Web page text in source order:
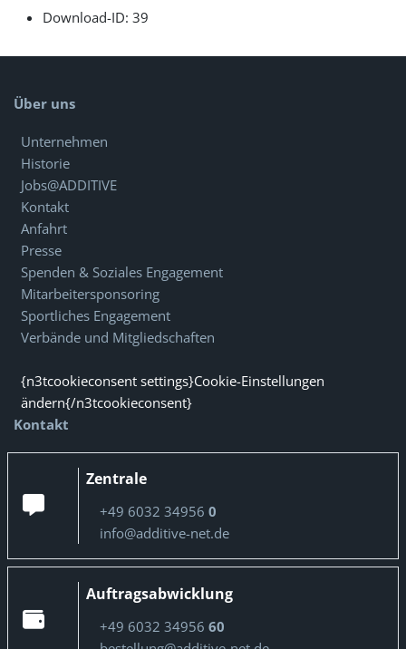
Download-ID:39
Über uns
Unternehmen
Historie
Jobs@ADDITIVE
Kontakt
Anfahrt
Presse
Spenden & Soziales Engagement
Mitarbeitersponsoring
Sportliches Engagement
Verbände und Mitgliedschaften
{n3tcookieconsent settings}Cookie-Einstellungen
ändern{/n3tcookieconsent}
Kontakt
Zentrale
+49 6032 34956 0
info@additive-net.de
Auftragsabwicklung
+49 6032 34956 60